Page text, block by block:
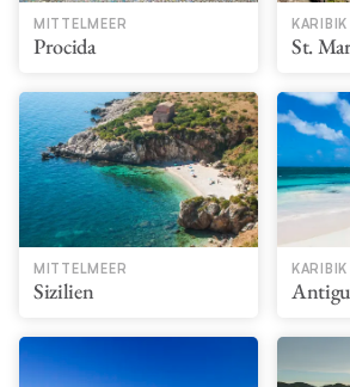
MITTELMEER
Procida
KARIBIK
St.
MITTELMEER
Sizilien
KARIBIK